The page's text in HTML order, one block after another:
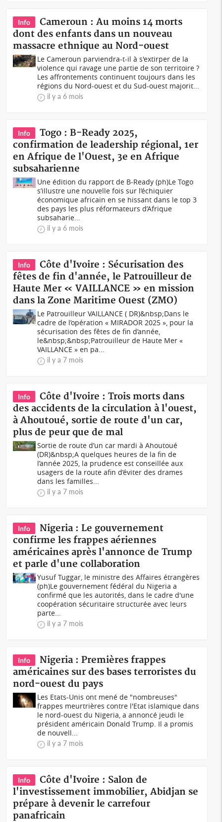
Info
Cameroun : Au moins 14 morts
dont des enfants dans un nouveau
massacre ethnique au Nord-ouest
Le Cameroun parviendra-t-il à s'extirper de la
violence qui ravage une partie de son territoire ?
Les affrontements continuent toujours dans les
régions du Nord-ouest et du Sud-ouest majorit...
il y a 6 mois
Info
Togo : B-Ready 2025,
confirmation de leadership régional, 1er
en Afrique de l'Ouest, 3e en Afrique
subsaharienne
Une édition du rapport de B-Ready (ph)Le Togo
s’illustre une nouvelle fois sur l’échiquier
économique africain en se hissant dans le top 3
des pays les plus réformateurs d’Afrique
subsaharie...
il y a 6 mois
Info
Côte d'Ivoire : Sécurisation des
fêtes de fin d'année, le Patrouilleur de
Haute Mer « VAILLANCE » en mission
dans la Zone Maritime Ouest (ZMO)
Le Patrouilleur VAILLANCE ( DR)&nbsp;Dans le
cadre de l’opération « MIRADOR 2025 », pour la
sécurisation des fêtes de fin d’année,
le&nbsp;&nbsp;Patrouilleur de Haute Mer «
VAILLANCE » en pa...
il y a 7 mois
Info
Côte d'Ivoire : Trois morts dans
des accidents de la circulation à l'ouest,
à Ahoutoué, sortie de route d'un car,
plus de peur que de mal
Sortie de route d’un car mardi à Ahoutoué
(DR)&nbsp;A quelques heures de la fin de
l’année 2025, la prudence est conseillée aux
usagers de la route afin d’éviter des drames
dans les familles...
il y a 7 mois
Info
Nigeria : Le gouvernement
confirme les frappes aériennes
américaines après l'annonce de Trump
et parle d'une collaboration
Yusuf Tuggar, le ministre des Affaires étrangères
(ph)Le gouvernement fédéral du Nigeria a
confirmé que les autorités, dans le cadre d'une
coopération sécuritaire structurée avec leurs
parte...
il y a 7 mois
Info
Nigeria : Premières frappes
américaines sur des bases terroristes du
nord-ouest du pays
Les Etats-Unis ont mené de "nombreuses"
frappes meurtrières contre l'Etat islamique dans
le nord-ouest du Nigeria, a annoncé jeudi le
président américain Donald Trump. Il a promis
de nouvell...
il y a 7 mois
Info
Côte d'Ivoire : Salon de
l'investissement immobilier, Abidjan se
prépare à devenir le carrefour
panafricain